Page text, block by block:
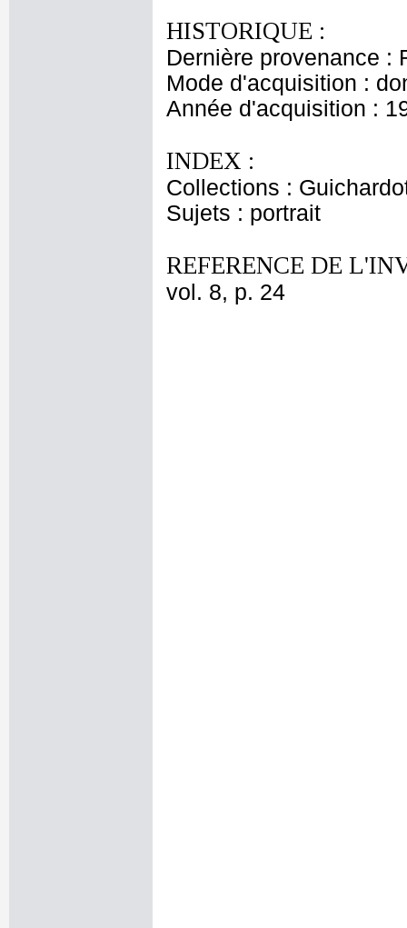
HISTORIQUE :
Dernière provenance :
Mode d'acquisition :
Année d'acquisition :
INDEX :
Collections :
Sujets : portrait
REFERENCE DE
vol. 8, p. 24